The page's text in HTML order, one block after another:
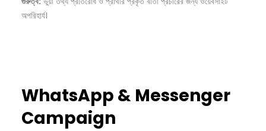
অপরিহার্য।
WhatsApp & Messenger
Campaign